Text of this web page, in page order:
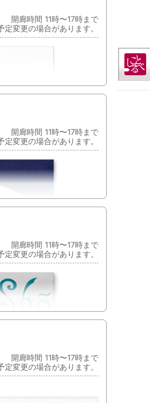
で人の暮らしを豊かにす
お願いいたします。
み合わせて織ることで様々
あがった布を織物組織にそ
います。経糸と緯糸のみ
感じていること」が伝わ
く「ほんのかたち」や、
旅のかたち」をメインテ
家とのコラボレーション
豊かにする工芸を意識した
材・技法は陶土で成形し、
品に取り組んでいます。
もあります。艶やかな漆を
た、植物の樹液である漆
劇的に変化するのも見所
を器等で表現しました。
披露目させて頂きます。
科卒業。陶彫師 土淵啓嗣
美」展招待出品（フィン
開廊時間 11時〜17時まで
定変更の場合があります。
展
開廊時間 11時〜17時まで
定変更の場合があります。
開廊時間 11時〜17時まで
定変更の場合があります。
開廊時間 11時〜17時まで
定変更の場合があります。